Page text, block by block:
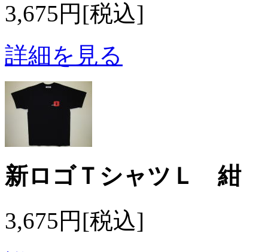
3,675円[税込]
詳細を見る
新ロゴＴシャツＬ 紺
3,675円[税込]